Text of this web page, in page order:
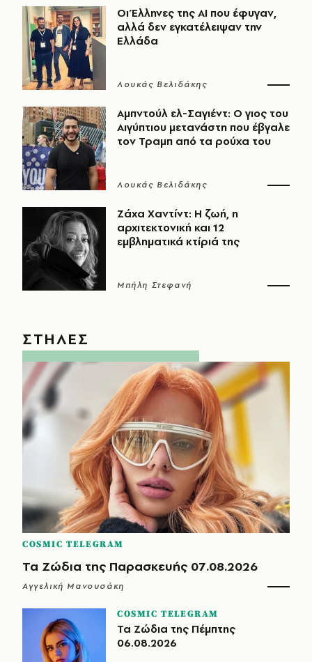
Οι Έλληνες της ΑΙ που έφυγαν,
αλλά δεν εγκατέλειψαν την
Ελλάδα
Λουκάς Βελιδάκης
Αμπντούλ ελ-Σαγιέντ: Ο γιος του
Αιγύπτιου μετανάστη που έβγαλε
τον Τραμπ από τα ρούχα του
Λουκάς Βελιδάκης
Ζάχα Χαντίντ: Η ζωή, η
αρχιτεκτονική και 12
εμβληματικά κτίριά της
Μπήλη Στεφανή
ΣΤΗΛΕΣ
COSMIC TELEGRAM
Τα Ζώδια της Παρασκευής 07.08.2026
Αγγελική Μανουσάκη
COSMIC TELEGRAM
Τα Ζώδια της Πέμπτης
06.08.2026